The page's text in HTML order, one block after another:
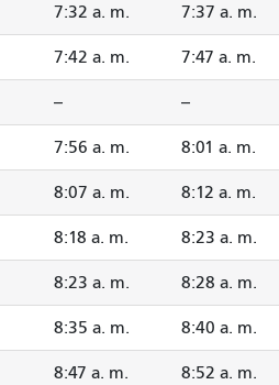
7:32 a. m. 7:37 a. m.
7:42 a. m. 7:47 a. m.
-- --
7:56 a. m. 8:01 a. m.
8:07 a. m. 8:12 a. m.
8:18 a. m. 8:23 a. m.
8:23 a. m. 8:28 a. m.
8:35 a. m. 8:40 a. m.
8:47 a. m. 8:52 a. m.